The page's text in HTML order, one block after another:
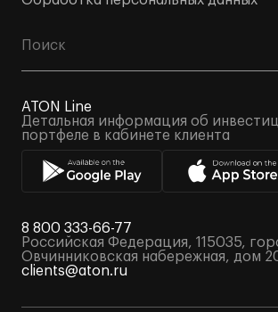
ATON Line
Детальная информация об
портфеле в кабинете клиента
8 800 333-66-77
Российская Федерация, 115035,
Овчинниковская набережная, дом
clients@aton.ru